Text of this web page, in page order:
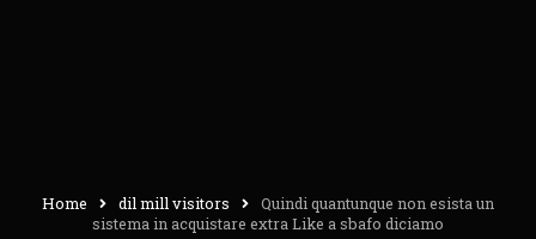
Home dil mill visitors
Quindi quantunque non esista un
sistema in acquistare extra Like a sbafo diciamo